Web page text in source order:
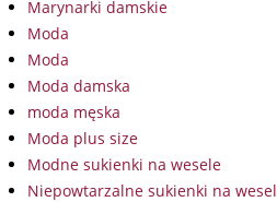
Marynarki damskie
Moda
Moda
Moda damska
moda męska
Moda plus size
Modne sukienki na wesele
Niepowtarzalne sukienki na